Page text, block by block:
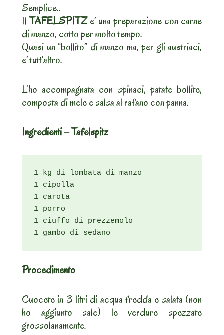
Semplice..
IlTAFELSPITZe’ una preparazione con carne
di manzo, cotto per molto tempo.
Quasi un “bollito” di manzo ma, per gli austriaci,
e’ tutt’altro.
L’ho accompagnata con spinaci, patate bollite,
composta di mele e salsa al rafano con panna.
Ingredienti – Tafelspitz
1 kg di lombata di manzo
1 cipolla
1 carota
1 porro
1 ciuffo di prezzemolo
1 gambo di sedano
Procedimento
Cuocete in 3 litri di acqua fredda e salata (non
ho aggiunto sale) le verdure spezzate
grossolanamente.